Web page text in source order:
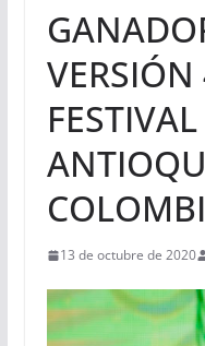
13 de octubre de 2020